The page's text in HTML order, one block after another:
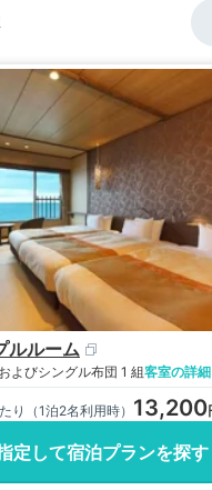
ルルーム
よびシングル布団 1 組客室の詳細
り（1泊2名利用時） 13,200
定して宿泊プランを探す